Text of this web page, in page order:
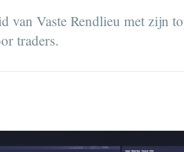
van Vaste Rendlieu met zijn
traders.